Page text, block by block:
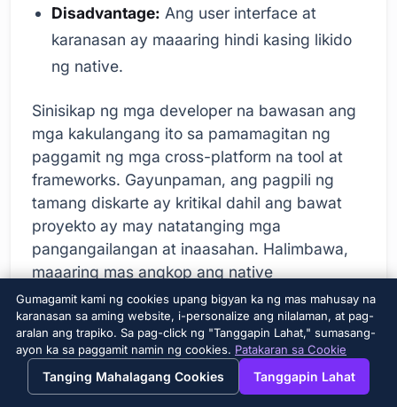
View this page in English?
Disadvantage: Ang user interface at
karanasan ay maaaring hindi kasing likido
ng native.
Sinisikap ng mga developer na bawasan ang
mga kakulangang ito sa pamamagitan ng
paggamit ng mga cross-platform na tool at
frameworks. Gayunpaman, ang pagpili ng
tamang diskarte ay kritikal dahil ang bawat
proyekto ay may natatanging mga
pangangailangan at inaasahan. Halimbawa,
maaaring mas angkop ang native
development para sa mga larong may mataas
na performance o kumplikadong mga
application ng graphics, habang ang cross-
platform na development ay maaaring isang
mas lohikal na opsyon para sa mga
Gumagamit kami ng cookies upang bigyan ka ng mas mahusay na
karanasan sa aming website, i-personalize ang nilalaman, at pag-
aralan ang trapiko. Sa pag-click ng "Tanggapin Lahat," sumasang-
ayon ka sa paggamit namin ng cookies. Patakaran sa Cookie
Tanging Mahalagang Cookies Tanggapin Lahat